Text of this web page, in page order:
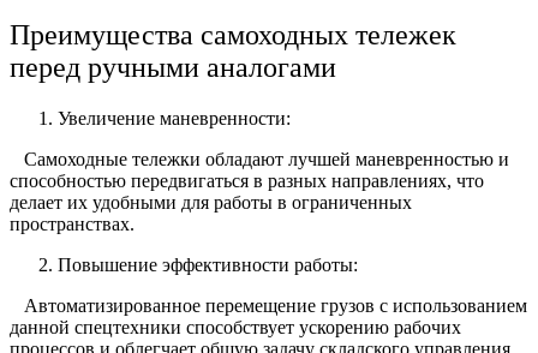
Преимущества самоходных тележек
перед ручными аналогами
Увеличение маневренности:
Самоходные тележки обладают лучшей маневренностью и
способностью передвигаться в разных направлениях, что
делает их удобными для работы в ограниченных
пространствах.
Повышение эффективности работы:
Автоматизированное перемещение грузов с использованием
данной спецтехники способствует ускорению рабочих
процессов и облегчает общую задачу складского управления.